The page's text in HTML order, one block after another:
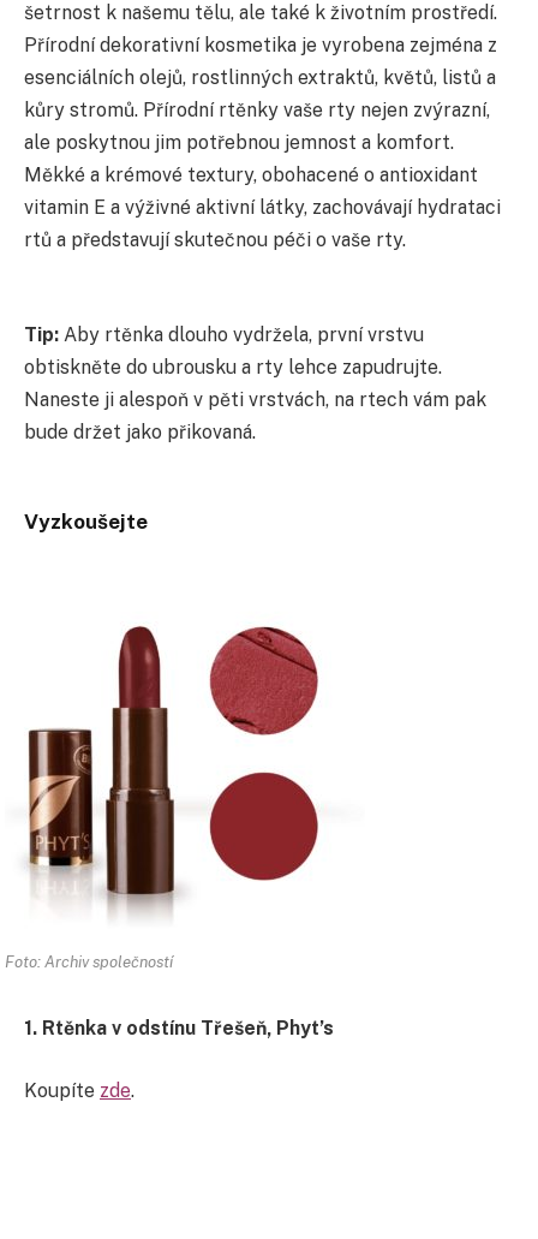
šetrnost k našemu tělu, ale také k životním prostředí.
Přírodní dekorativní kosmetika je vyrobena zejména z
esenciálních olejů, rostlinných extraktů, květů, listů a
kůry stromů. Přírodní rtěnky vaše rty nejen zvýrazní,
ale poskytnou jim potřebnou jemnost a komfort.
Měkké a krémové textury, obohacené o antioxidant
vitamin E a výživné aktivní látky, zachovávají hydrataci
rtů a představují skutečnou péči o vaše rty.
Tip: Aby rtěnka dlouho vydržela, první vrstvu
obtiskněte do ubrousku a rty lehce zapudrujte.
Naneste ji alespoň v pěti vrstvách, na rtech vám pak
bude držet jako přikovaná.
Vyzkoušejte
Foto: Archiv společností
1. Rtěnka v odstínu Třešeň, Phyt’s
Koupíte zde.